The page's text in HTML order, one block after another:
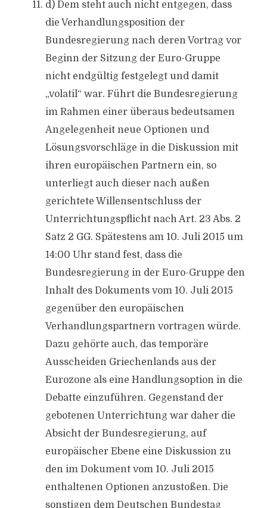
d) Dem steht auch nicht entgegen, dass
die Verhandlungsposition der
Bundesregierung nach deren Vortrag vor
Beginn der Sitzung der Euro-Gruppe
nicht endgültig festgelegt und damit
„volatil“ war. Führt die Bundesregierung
im Rahmen einer überaus bedeutsamen
Angelegenheit neue Optionen und
Lösungsvorschläge in die Diskussion mit
ihren europäischen Partnern ein, so
unterliegt auch dieser nach außen
gerichtete Willensentschluss der
Unterrichtungspflicht nach Art. 23 Abs. 2
Satz 2 GG. Spätestens am 10. Juli 2015 um
14:00 Uhr stand fest, dass die
Bundesregierung in der Euro-Gruppe den
Inhalt des Dokuments vom 10. Juli 2015
gegenüber den europäischen
Verhandlungspartnern vortragen würde.
Dazu gehörte auch, das temporäre
Ausscheiden Griechenlands aus der
Eurozone als eine Handlungsoption in die
Debatte einzuführen. Gegenstand der
gebotenen Unterrichtung war daher die
Absicht der Bundesregierung, auf
europäischer Ebene eine Diskussion zu
den im Dokument vom 10. Juli 2015
enthaltenen Optionen anzustoßen. Die
sonstigen dem Deutschen Bundestag